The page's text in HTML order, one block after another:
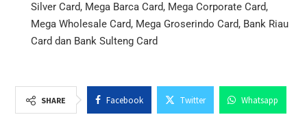
Silver Card, Mega Barca Card, Mega Corporate Card,
Mega Wholesale Card, Mega Groserindo Card, Bank Riau
Card dan Bank Sulteng Card
SHARE Facebook Twitter Whatsapp